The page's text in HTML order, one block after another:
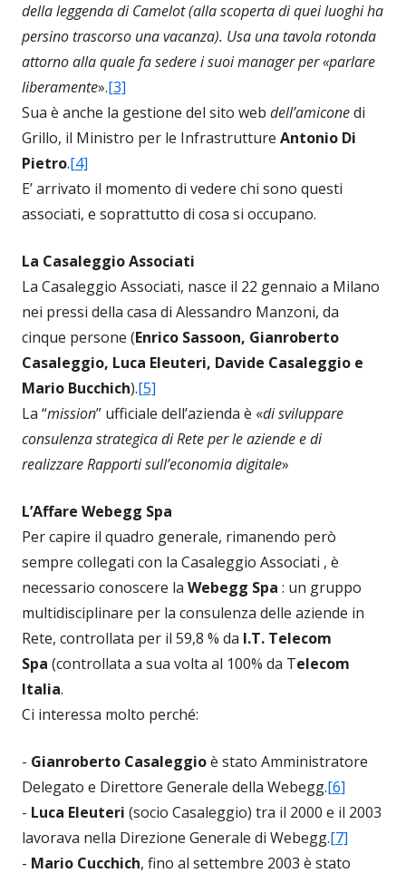
della leggenda di Camelot (alla scoperta di quei luoghi ha
persino trascorso una vacanza). Usa una tavola rotonda
attorno alla quale fa sedere i suoi manager per «parlare
liberamente».[3]
Sua è anche la gestione del sito web dell’amiconedi
Grillo, il Ministro per le Infrastrutture Antonio Di
Pietro.[4]
E’ arrivato il momento di vedere chi sono questi
associati, e soprattutto di cosa si occupano.
La Casaleggio Associati
La Casaleggio Associati, nasce il 22 gennaio a Milano
nei pressi della casa di Alessandro Manzoni, da
cinque persone (Enrico Sassoon, Gianroberto
Casaleggio, Luca Eleuteri, Davide Casaleggio e
Mario Bucchich).[5]
La “mission” ufficiale dell’azienda è «di sviluppare
consulenza strategica di Rete per le aziende e di
realizzare Rapporti sull’economia digitale»
L’Affare Webegg Spa
Per capire il quadro generale, rimanendo però
sempre collegati con la Casaleggio Associati , è
necessario conoscere la Webegg Spa : un gruppo
multidisciplinare per la consulenza delle aziende in
Rete, controllata per il 59,8 % da I.T. Telecom
Spa (controllata a sua volta al 100% da Telecom
Italia.
Ci interessa molto perché:
- Gianroberto Casaleggioè stato Amministratore
Delegato e Direttore Generale della Webegg.[6]
- Luca Eleuteri (socio Casaleggio) tra il 2000 e il 2003
lavorava nella Direzione Generale di Webegg.[7]
- Mario Cucchich, fino al settembre 2003 è stato